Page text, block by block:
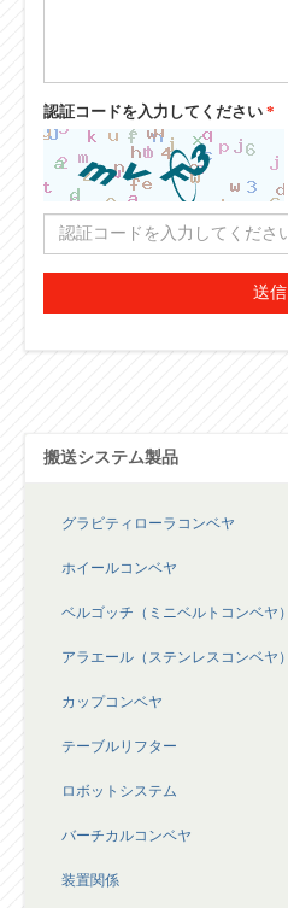
認証コードを入力してください *
送信
搬送システム製品
グラビティローラコンベヤ
ホイールコンベヤ
ベルゴッチ（ミニベルトコンベヤ）
アラエール（ステンレスコンベヤ）
カップコンベヤ
テーブルリフター
ロボットシステム
バーチカルコンベヤ
装置関係